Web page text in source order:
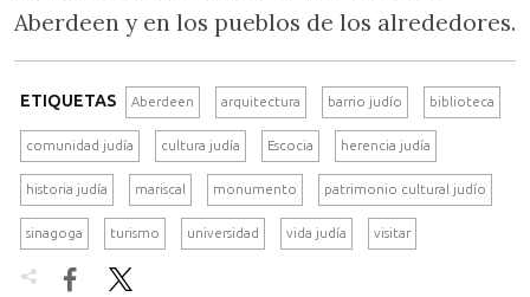
Aberdeen y en los pueblos de los alrededores.
ETIQUETAS Aberdeen arquitectura barrio judío biblioteca
comunidad judía cultura judía Escocia herencia judía
historia judía mariscal monumento patrimonio cultural judío
sinagoga turismo universidad vida judía visitar
 